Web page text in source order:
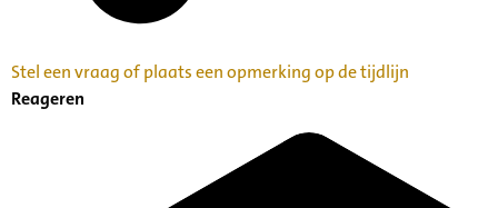
Stel een vraag of plaats een opmerking op de tijdlijn
Reageren